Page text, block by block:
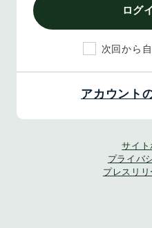
ログ
次回から
アカウント
サイト
プライバ
プレスリ